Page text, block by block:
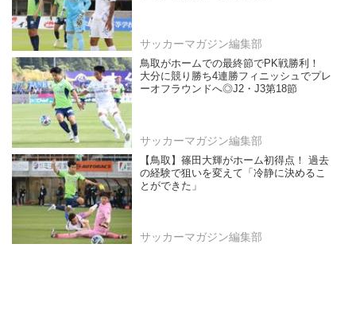
サッカーマガジン編集部
鳥取がホームでの最終節でPK戦勝利！
大分に競り勝ち4連勝フィニッシュでプレ
ーオフラウンドへ◎J2・J3第18節
サッカーマガジン編集部
【鳥取】篠田大輝がホーム初得点！ 過去
の経験で狙いを変えて「冷静に決めるこ
とができた」
サッカーマガジン編集部